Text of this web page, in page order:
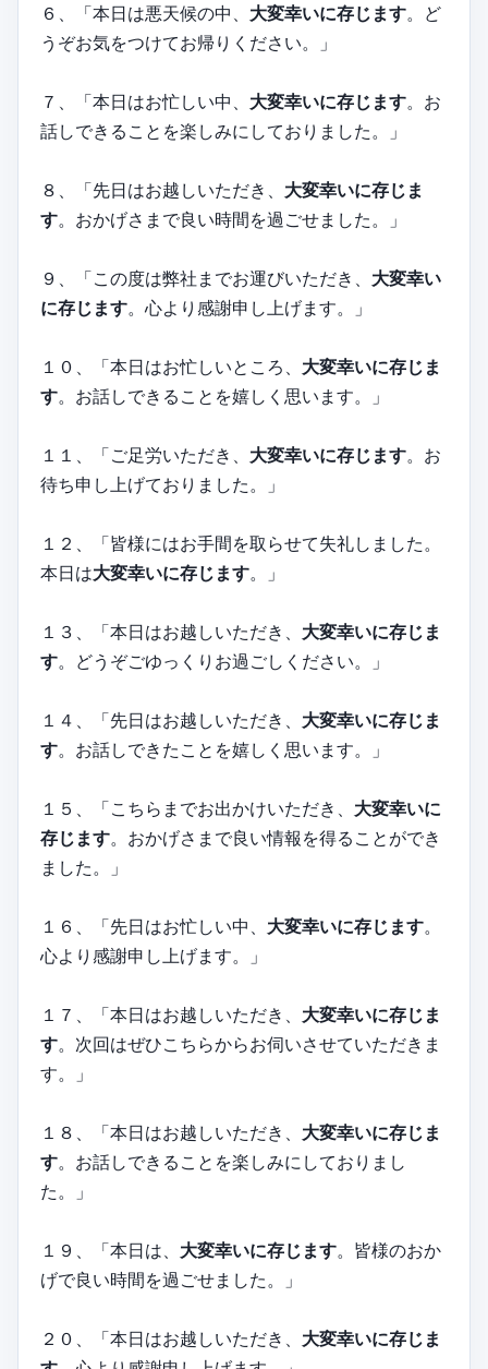
６、「本日は悪天候の中、 大変幸いに存じます。ど
うぞお気をつけてお帰りください。」
７、「本日はお忙しい中、 大変幸いに存じます。お
話しできることを楽しみにしておりました。」
８、「先日はお越しいただき、 大変幸いに存じま
す。おかげさまで良い時間を過ごせました。」
９、「この度は弊社までお運びいただき、 大変幸い
に存じます。心より感謝申し上げます。」
１０、「本日はお忙しいところ、 大変幸いに存じま
す。お話しできることを嬉しく思います。」
１１、「ご足労いただき、 大変幸いに存じます。お
待ち申し上げておりました。」
１２、「皆様にはお手間を取らせて失礼しました。
本日は大変幸いに存じます。」
１３、「本日はお越しいただき、 大変幸いに存じま
す。どうぞごゆっくりお過ごしください。」
１４、「先日はお越しいただき、 大変幸いに存じま
す。お話しできたことを嬉しく思います。」
１５、「こちらまでお出かけいただき、 大変幸いに
存じます。おかげさまで良い情報を得ることができ
ました。」
１６、「先日はお忙しい中、 大変幸いに存じます。
心より感謝申し上げます。」
１７、「本日はお越しいただき、 大変幸いに存じま
す。次回はぜひこちらからお伺いさせていただきま
す。」
１８、「本日はお越しいただき、 大変幸いに存じま
す。お話しできることを楽しみにしておりまし
た。」
１９、「本日は、 大変幸いに存じます。皆様のおか
げで良い時間を過ごせました。」
２０、「本日はお越しいただき、 大変幸いに存じま